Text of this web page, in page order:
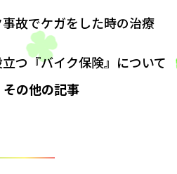
事故でケガをした時の治療
つ『バイク保険』について
その他の記事